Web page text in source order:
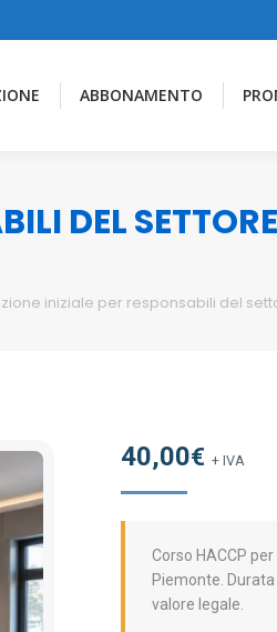
ABBONAMENTO
DEL
iniziale per responsabili del
40,00€ + IVA
Corso HACCP
Piemonte.
valore legale.